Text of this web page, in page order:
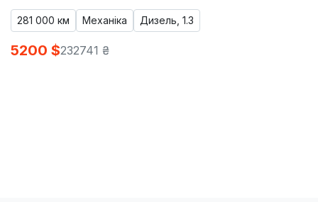
281 000 км Механіка Дизель, 1.3
5200 $232741 ₴